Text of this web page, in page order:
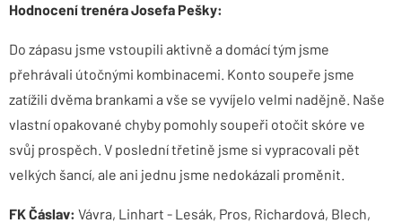
Hodnocení trenéra Josefa Pešky:
Do zápasu jsme vstoupili aktivně a domácí tým jsme
přehrávali útočnými kombinacemi. Konto soupeře jsme
zatížili dvěma brankami a vše se vyvíjelo velmi nadějně. Naše
vlastní opakované chyby pomohly soupeři otočit skóre ve
svůj prospěch. V poslední třetině jsme si vypracovali pět
velkých šancí, ale ani jednu jsme nedokázali proměnit.
FK Čáslav: Vávra, Linhart - Lesák, Pros, Richardová, Blech,